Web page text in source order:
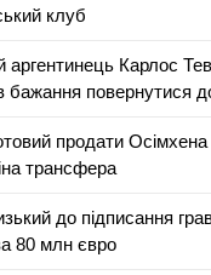
клуб
аргентинець Карлос
бажання повернутися
продати
трансфера
до підписання
80 млн євро